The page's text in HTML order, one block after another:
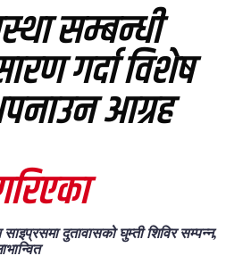
सम्बन्धी
गर्दा विशेष
आग्रह
दुतावासको घुम्ती शिविर सम्पन्न,